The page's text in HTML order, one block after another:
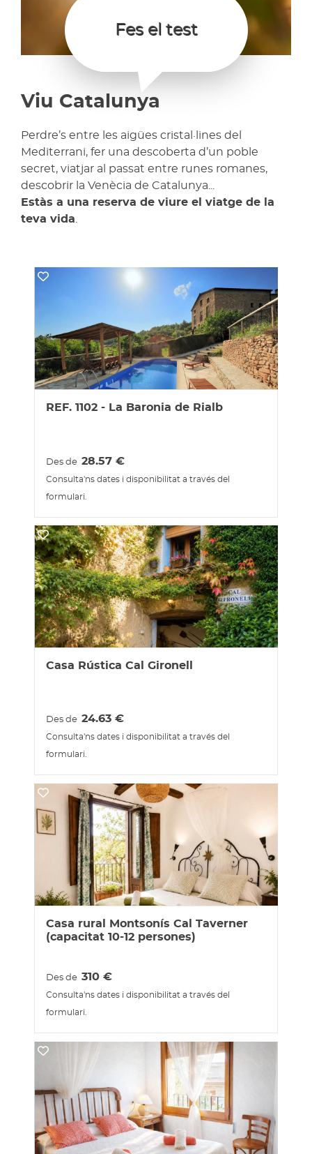
Fes el test
Viu Catalunya
Perdre’s entre les aigües cristal·lines del
Mediterrani, fer una descoberta d’un poble
secret, viatjar al passat entre runes romanes,
descobrir la Venècia de Catalunya...
Estàs a una reserva de viure el viatge de la
teva vida
REF. 1102 - La Baronia de Rialb
Des de 28.57€
Consulta'ns dates i disponibilitat a través del
formulari.
Casa Rústica Cal Gironell
Des de 24.63€
Consulta'ns dates i disponibilitat a través del
formulari.
Casa rural Montsonís Cal Taverner
(capacitat 10-12 persones)
Des de 310€
Consulta'ns dates i disponibilitat a través del
formulari.